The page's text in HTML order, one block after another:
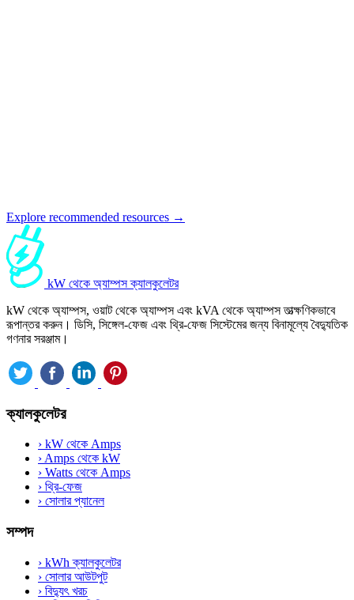
Explore recommended resources →
kW থেকে অ্যাম্পস ক্যালকুলেটর
kW থেকে অ্যাম্পস, ওয়াট থেকে অ্যাম্পস এবং kVA থেকে অ্যাম্পস তাত্ক্ষণিকভাবে
রূপান্তর করুন। ডিসি, সিঙ্গেল-ফেজ এবং থ্রি-ফেজ সিস্টেমের জন্য বিনামূল্যে বৈদ্যুতিক
গণনার সরঞ্জাম।
ক্যালকুলেটর
› kW থেকে Amps
›Amps থেকে kW
› Watts থেকে Amps
› থ্রি-ফেজ
› সোলার প্যানেল
সম্পদ
› kWh ক্যালকুলেটর
› সোলার আউটপুট
› বিদ্যুৎ খরচ